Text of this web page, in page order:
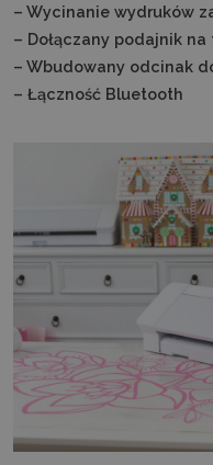
– Wycinanie wydruków
– Dołączany podajnik na
– Wbudowany odcinak
– Łączność Bluetooth